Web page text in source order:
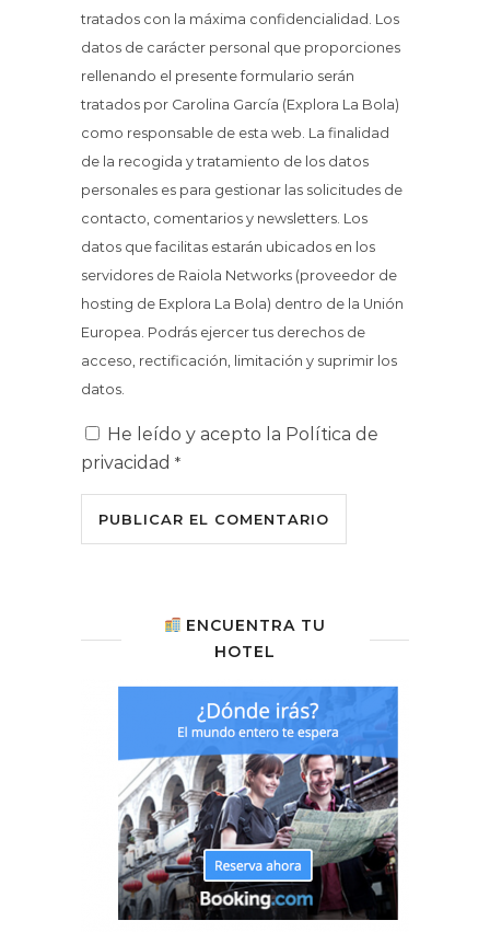
tratados con la máxima confidencialidad. Los
datos de carácter personal que proporciones
rellenando el presente formulario serán
tratados por Carolina García (Explora La Bola)
como responsable de esta web. La finalidad
de la recogida y tratamiento de los datos
personales es para gestionar las solicitudes de
contacto, comentarios y newsletters. Los
datos que facilitas estarán ubicados en los
servidores de Raiola Networks (proveedor de
hosting de Explora La Bola) dentro de la Unión
Europea. Podrás ejercer tus derechos de
acceso, rectificación, limitación y suprimir los
datos.
He leído y acepto la Política de
privacidad *
ENCUENTRA TU
HOTEL